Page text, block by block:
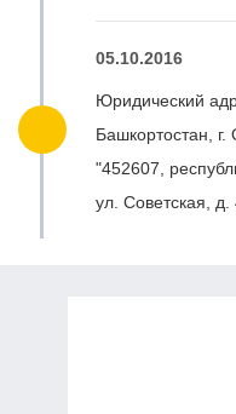
05.10.2016
Юридический
Башкортостан, г.
"452607,
ул. Советская, д.